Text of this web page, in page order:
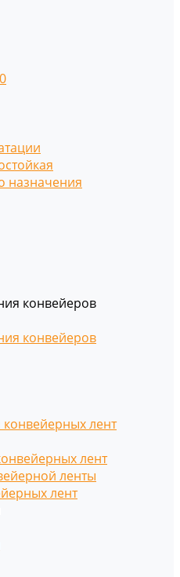
назначения
конвейеров
конвейеров
лент
лент
ленты
лент